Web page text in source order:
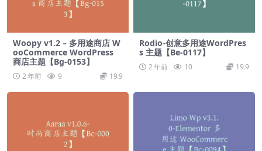
Woopy v1.2 – 多用途商店 W
ooCommerce WordPress
商店主题【Bg-0153】
2 年前 9 19.9
Rodio-创意多用途WordPres
s 主题【Be-0117】
2 年前 10 19.9